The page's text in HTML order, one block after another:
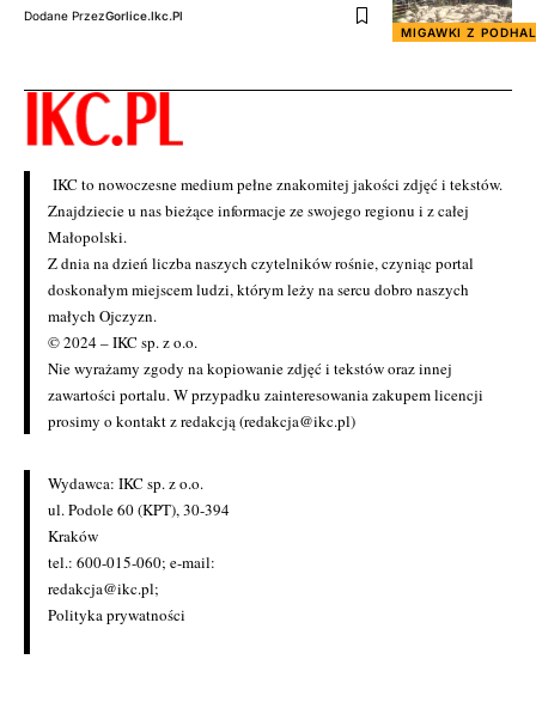
MIGAWKI Z
Dodane PrzezGorlice.ikc.pl
IKC to nowoczesne medium pełne znakomitej jakości zdjęć i tekstów.
Znajdziecie u nas bieżące informacje ze swojego regionu i z całej
Małopolski.
Z dnia na dzień liczba naszych czytelników rośnie, czyniąc portal
doskonałym miejscem ludzi, którym leży na sercu dobro naszych
małych Ojczyzn.
© 2024 – IKC sp. z o.o.
Nie wyrażamy zgody na kopiowanie zdjęć i tekstów oraz innej
zawartości portalu. W przypadku zainteresowania zakupem licencji
prosimy o kontakt z redakcją (redakcja@ikc.pl)
Wydawca: IKC sp. z o.o.
ul. Podole 60 (KPT), 30-394
Kraków
tel.: 600-015-060; e-mail:
redakcja@ikc.pl;
Polityka prywatności